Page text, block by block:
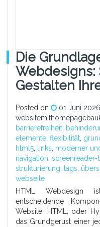
Die
Gestalten
Posted on 01 Juni 2026
barrierefreiheit
elemente flexibilität
html5
links moderner
navigation screenreader-
strukturierung tags
webseite
HTML Webdesign
entscheidende
Website. HTML, oder
das Grundgerüst einer